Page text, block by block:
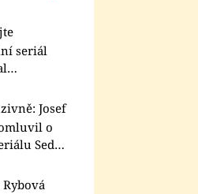
seriál
o
Sedm